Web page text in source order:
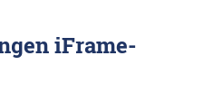
iFrame-